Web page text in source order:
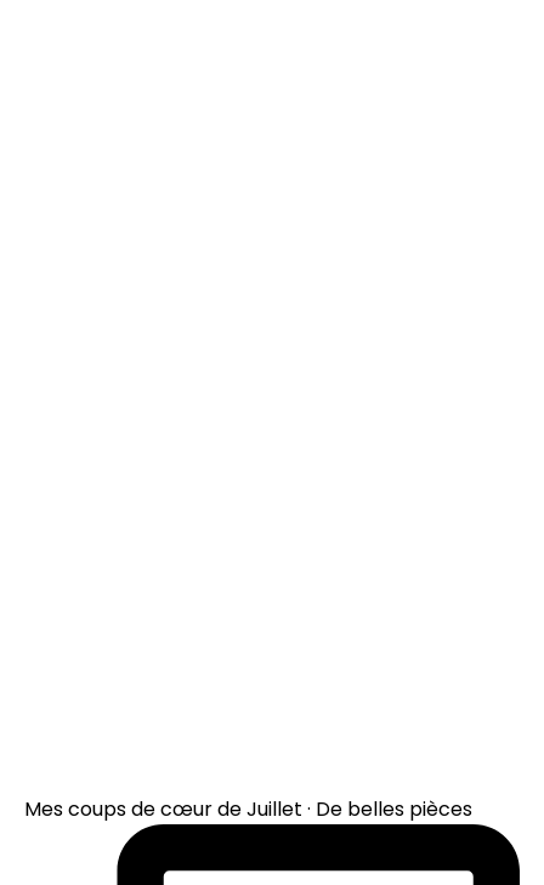
Mes coups de cœur de Juillet · De belles pièces